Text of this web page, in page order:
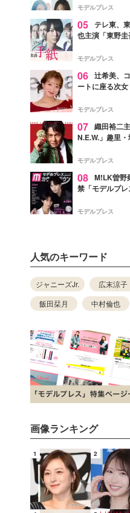
ャスト発表
モデルプレス
05 テレ東、
也主演「東野
モデルプレス
06 辻希美、
ートに座る次
ぎ」「成長を感
モデルプレス
07 織田裕二
N.E.W.」趣里
徴する“謎のキ
モデルプレス
08 M!LK曽野
禁「モデルプ
モデルプレス
人気のキーワード
ジャニーズJr. 広末涼子
飯田栞月
中村倫也
画像ランキング
1 2